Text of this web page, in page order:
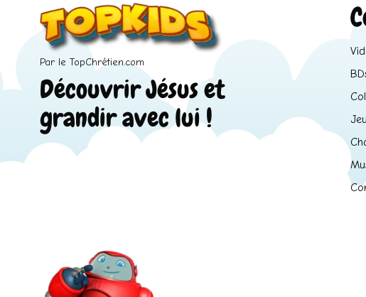
Par le TopChrétien.com
Découvrir Jésus et
grandir avec lui !